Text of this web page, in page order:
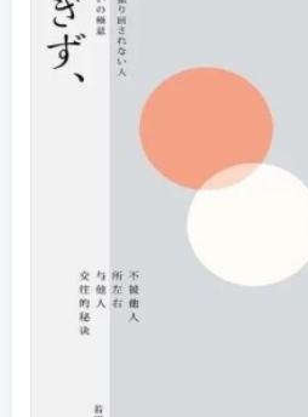
没有账号？立即注册
用户名/手机号/邮箱
记住登录
社交账号登录